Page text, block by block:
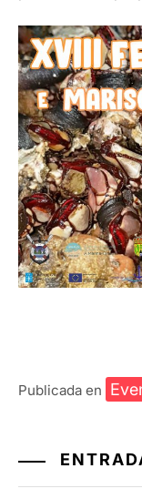
Publicada en